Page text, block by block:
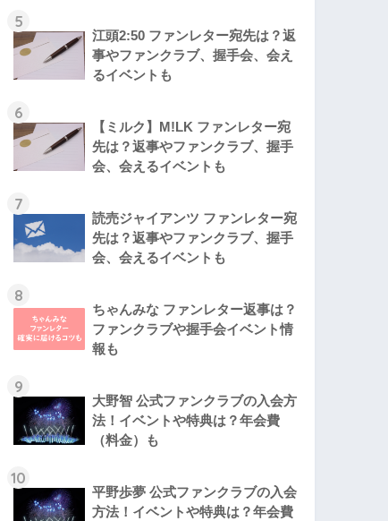
5
江頭2:50 ファンレター宛先は？返
事やファンクラブ、握手会、会え
るイベントも
6
【ミルク】M!LK ファンレター宛
先は？返事やファンクラブ、握手
会、会えるイベントも
7
読売ジャイアンツ ファンレター宛
先は？返事やファンクラブ、握手
会、会えるイベントも
8
ちゃんみな ファンレター返事は？
ファンクラブや握手会イベント情
報も
9
大野智 公式ファンクラブの入会方
法！イベントや特典は？年会費
（料金）も
10
平野歩夢 公式ファンクラブの入会
方法！イベントや特典は？年会費